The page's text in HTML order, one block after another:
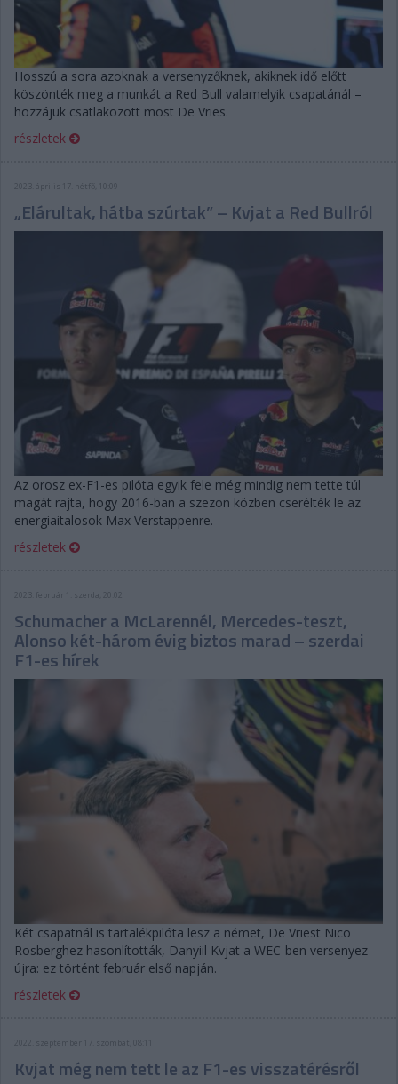
Hosszú a sora azoknak a versenyzőknek, akiknek idő előtt
köszönték meg a munkát a Red Bull valamelyik csapatánál –
hozzájuk csatlakozott most De Vries.
részletek
2023. április 17. hétfő, 10:09
„Elárultak, hátba szúrtak” – Kvjat a Red Bullról
Az orosz ex-F1-es pilóta egyik fele még mindig nem tette túl
magát rajta, hogy 2016-ban a szezon közben cserélték le az
energiaitalosok Max Verstappenre.
részletek
2023. február 1. szerda, 20:02
Schumacher a McLarennél, Mercedes-teszt,
Alonso két-három évig biztos marad – szerdai
F1-es hírek
Két csapatnál is tartalékpilóta lesz a német, De Vriest Nico
Rosberghez hasonlították, Danyiil Kvjat a WEC-ben versenyez
újra: ez történt február első napján.
részletek
2022. szeptember 17. szombat, 08:11
Kvjat még nem tett le az F1-es visszatérésről